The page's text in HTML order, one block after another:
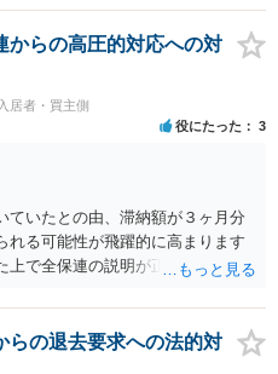
使用しない）特約があると評価で
契約締結後に賃借人が建物を店舗
定する特約までは存在しなかった
例があります）。契約条項の記載
へ直接相談されることをお勧め
からの高圧的対応への対
居者・買主側
役にたった 3
ていたとの由、滞納額が３ヶ月分
れる可能性が飛躍的に高まります
上で全保連の説明が正しければ、
身のある返答は期待できないと思
らの退去要求への法的対